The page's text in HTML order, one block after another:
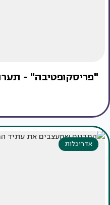
"פריסקופטיבה" -
אדריכלות